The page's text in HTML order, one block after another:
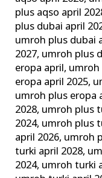
plus aqso april
plus dubai april
umroh plus dubai
2027, umroh plus
eropa april, umroh
eropa april 2025,
umroh plus eropa
2028, umroh plus
2024, umroh plus
april 2026, umroh
turki april 2028,
2024, umroh turki